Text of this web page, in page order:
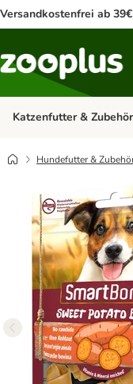
Versandkostenfrei ab 39€
Katzenfutter & Zubehör
Hundefutter &